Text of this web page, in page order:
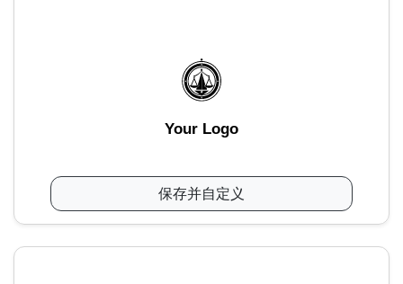
Your Logo
保存并自定义